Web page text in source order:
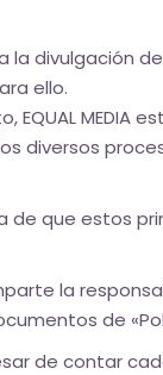
la
ello.
EQUAL
diversos
de que
la
de
de contar